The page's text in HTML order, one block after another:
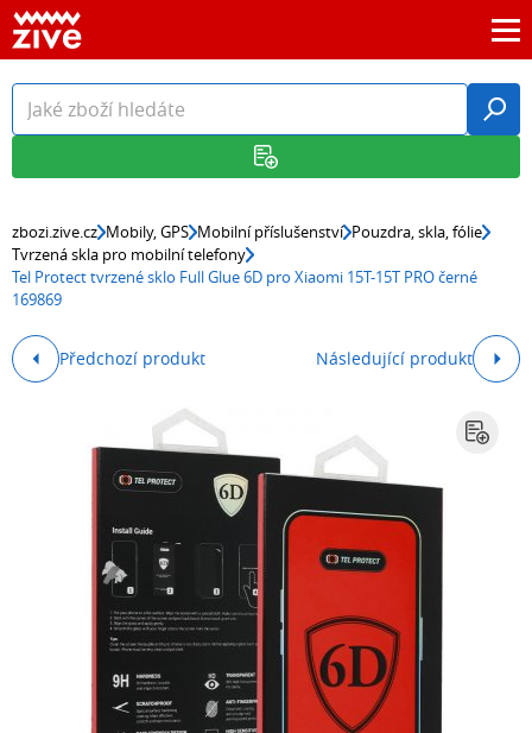
zbozi.zive.cz Mobily, GPS Mobilní příslušenství Pouzdra, skla, fólie
Tvrzená skla pro mobilní telefony
Tel Protect tvrzené sklo Full Glue 6D pro Xiaomi 15T-15T PRO černé
169869
Předchozí produkt Následující produkt